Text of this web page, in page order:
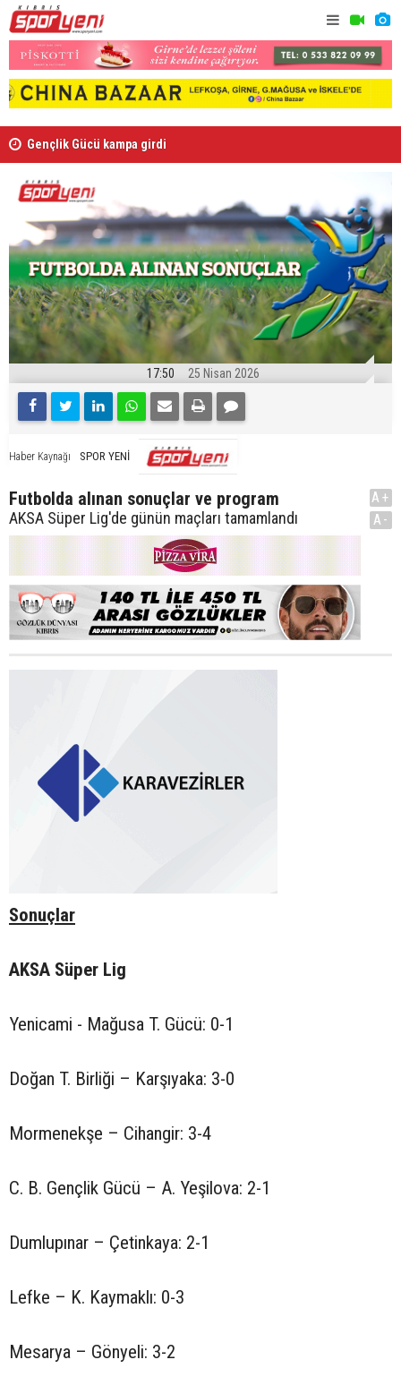
Gençlik Gücü kampa girdi
17:50 25 Nisan 2026
Haber Kaynağı SPOR YENİ
Futbolda alınan sonuçlar ve program
AKSA Süper Lig'de günün maçları tamamlandı
A+
A-
Sonuçlar
AKSA Süper Lig
Yenicami - Mağusa T. Gücü: 0-1
Doğan T. Birliği – Karşıyaka: 3-0
Mormenekşe – Cihangir: 3-4
C. B. Gençlik Gücü – A. Yeşilova: 2-1
Dumlupınar – Çetinkaya: 2-1
Lefke – K. Kaymaklı: 0-3
Mesarya – Gönyeli: 3-2